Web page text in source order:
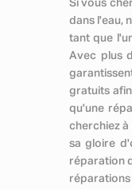
Si vous
dans l'eau,
tant que
Avec plus
gratuits
qu'une
cherchiez
sa gloire
réparation
réparations